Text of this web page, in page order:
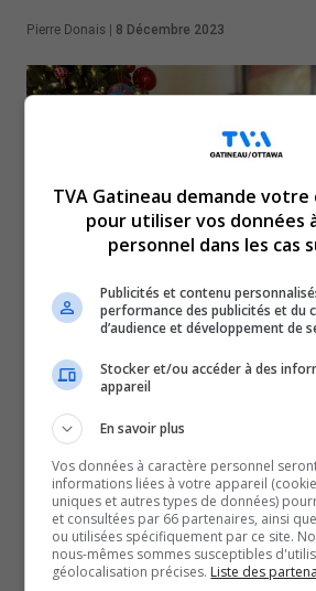
Pierre Donais 8 Décembre 2023
La campagne Moment de douceur
Chantal Lacroix est au profit de la
trésors. Ça se poursuit jusqu’au
porte-parole de la campagne
Chantal Lacroix, nous explique
amassés les fonds.
SOUTENIR NOS MÉDIAS, C’EST
CULTURE ET NOTRE
TVA Gatineau demande
pour utiliser vos données
personnel dans les cas
Publicités et contenu
performance des publicités et du
d’audience et développement de
Stocker et/ou accéder à des
appareil
En savoir plus
Vos données à caractère personnel
informations liées à votre appareil
uniques et autres types de données)
et consultées par 66 partenaires, ainsi
ou utilisées spécifiquement par ce site.
nous-mêmes sommes susceptibles
géolocalisation précises. Liste des